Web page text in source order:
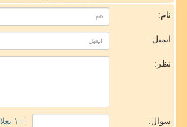
نام:
ایمیل:
نظر:
سوال: = ۱ بعلاوه ۵